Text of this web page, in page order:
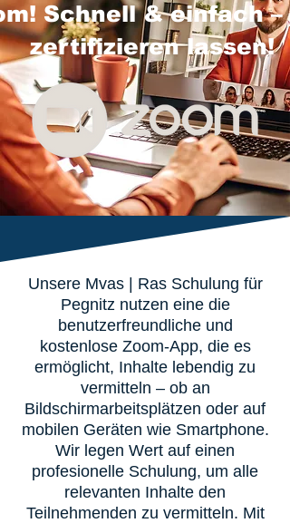
Schnell & einfach –
zertifizieren lassen!
Unsere Mvas | Ras Schulung für
Pegnitz nutzen eine die
benutzerfreundliche und
kostenlose Zoom-App, die es
ermöglicht, Inhalte lebendig zu
vermitteln – ob an
Bildschirmarbeitsplätzen oder auf
mobilen Geräten wie Smartphone.
Wir legen Wert auf einen
profesionelle Schulung, um alle
relevanten Inhalte den
Teilnehmenden zu vermitteln. Mit